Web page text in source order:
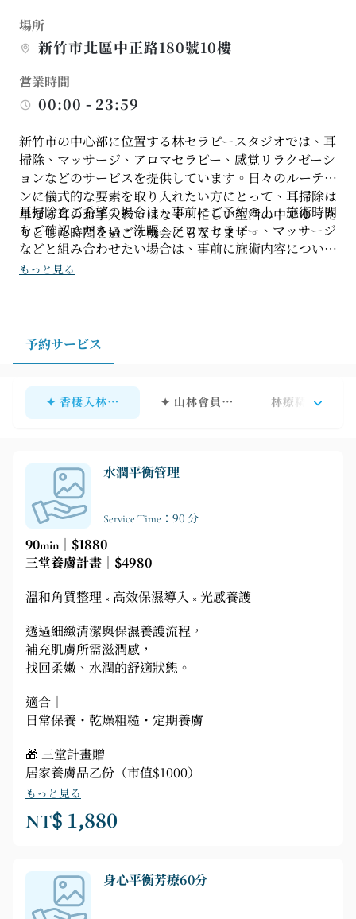
場所
新竹市北區中正路180號10樓
営業時間
00:00 - 23:59
新竹市の中心部に位置する林セラピースタジオでは、耳
掃除、マッサージ、アロマセラピー、感覚リラクゼーシ
ョンなどのサービスを提供しています。日々のルーティ
ンに儀式的な要素を取り入れたい方にとって、耳掃除は
単なる耳のお手入れではなく、忙しい生活の中でゆった
りとした時間を過ごす機会にもなります。
耳掃除をご希望の場合は、事前にご予約の上、施術時間
をご確認ください。洗眼、アロマセラピー、マッサージ
などと組み合わせたい場合は、事前に施術内容について
お問い合わせいただくことをお勧めします。ご来店時に
場合は、施術前に少し余裕を持たせていただくことで、
体がリラックスし、スムーズに日常生活や休息へと移行
もっと見る
予約サービス
✦ 香棲入林｜Yuni老師專區✦ 山林會員｜快速預約通道
林療精選
水潤平衡管理
Service Time：90 分
90min｜$1880
三堂養膚計畫｜$4980
溫和角質整理 × 高效保濕導入 × 光感養護
透過細緻清潔與保濕養護流程，
補充肌膚所需滋潤感，
找回柔嫩、水潤的舒適狀態。
適合｜
日常保養・乾燥粗糙・定期養膚
🎁 三堂計畫贈
居家養膚品乙份（市值$1000）
もっと見る
NT$ 1,880
身心平衡芳療60分